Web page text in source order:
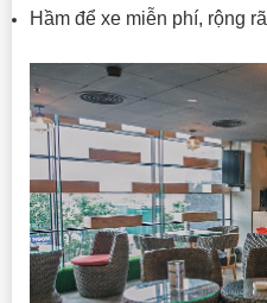
Hầm để xe miễn phí, rộng